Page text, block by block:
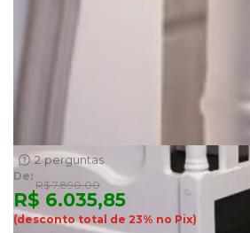
2 perguntas
De:
R$ 7.890,00
R$ 6.035,85
(desconto total de 23% no Pix)